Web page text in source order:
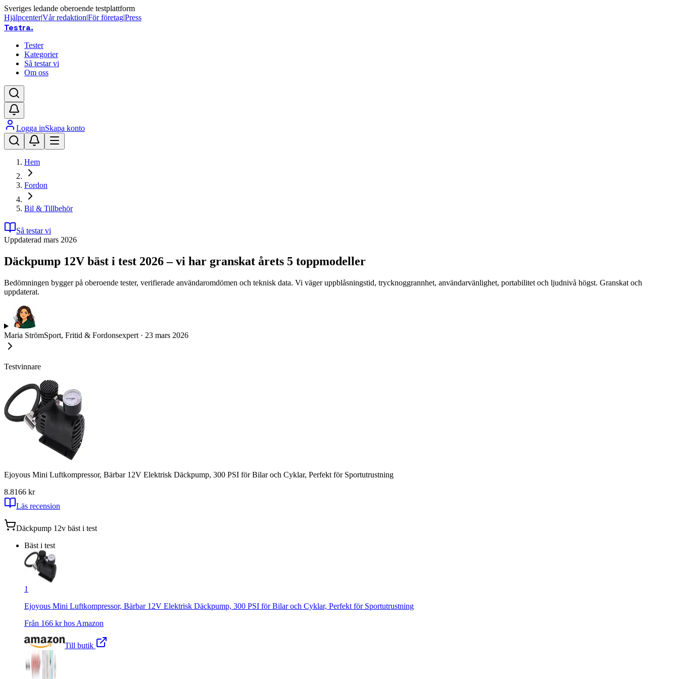
Sveriges ledande oberoende testplattform
Hjälpcenter|Vår redaktion|För företag|Press
Testra.
Tester
Kategorier
Så testar vi
Om oss
Logga inSkapa konto
Hem
Fordon
Bil & Tillbehör
Så testar vi
Uppdaterad mars 2026
Däckpump 12V bäst i test 2026 – vi har granskat årets 5 toppmodeller
Bedömningen bygger på oberoende tester, verifierade användaromdömen och teknisk data. Vi väger uppblåsningstid, trycknoggrannhet, användarvänlighet, portabilitet och ljudnivå högst. Granskat och
uppdaterat.
Maria StrömSport, Fritid & Fordonsexpert · 23 mars 2026
Testvinnare
Ejoyous Mini Luftkompressor, Bärbar 12V Elektrisk Däckpump, 300 PSI för Bilar och Cyklar, Perfekt för Sportutrustning
8.8166 kr
Läs recension
Däckpump 12v bäst i test
Bäst i test
1
Ejoyous Mini Luftkompressor, Bärbar 12V Elektrisk Däckpump, 300 PSI för Bilar och Cyklar, Perfekt för Sportutrustning
Från 166 kr hos Amazon
Till butik